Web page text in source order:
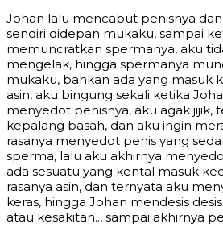
Johan lalu mencabut penisnya
sendiri didepan mukaku, sampai
memuncratkan spermanya, aku
mengelak, hingga spermanya
mukaku, bahkan ada yang masuk
asin, aku bingung sekali ketika
menyedot penisnya, aku agak jijik,
kepalang basah, dan aku ingin
rasanya menyedot penis yang
sperma, lalu aku akhirnya
ada sesuatu yang kental masuk
rasanya asin, dan ternyata aku
keras, hingga Johan mendesis
atau kesakitan.., sampai akhirnya